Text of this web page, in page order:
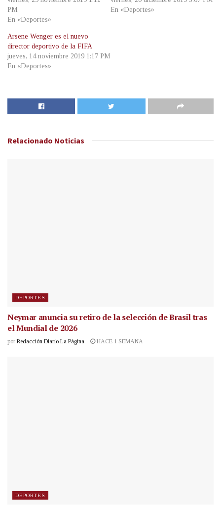
PM
En «Deportes»
En «Deportes»
Arsene Wenger es el nuevo
director deportivo de la FIFA
jueves, 14 noviembre 2019 1:17 PM
En «Deportes»
Relacionado Noticias
DEPORTES
Neymar anuncia su retiro de la selección de Brasil tras
el Mundial de 2026
por Redacción Diario La Página HACE 1 SEMANA
DEPORTES